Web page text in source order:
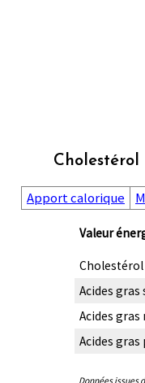
Cholestérol
Apport calorique
Valeur
Acides gras
Acides
Acides
Données issues